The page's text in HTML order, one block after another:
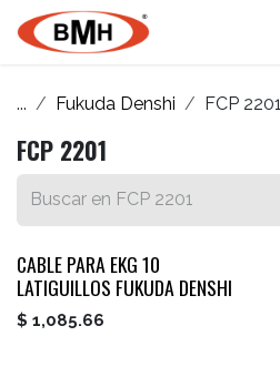
Ir al contenido
... Fukuda Denshi FCP 2201
FCP 2201
CABLE PARA EKG 10
LATIGUILLOS FUKUDA DENSHI
$ 1,085.66